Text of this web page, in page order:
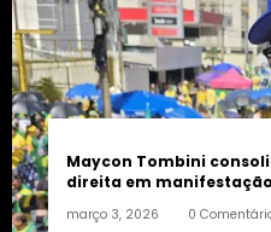
Maycon Tombini
direita em
março 3, 2026 0